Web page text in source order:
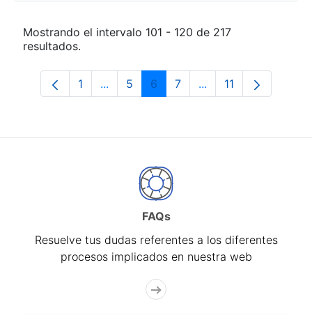
Mostrando el intervalo 101 - 120 de 217
resultados.
Página
1 ...Páginas intermedias Use TAB para
Página
5 Página
6 Página
7 ...Páginas intermedias
Página
11
FAQs
Resuelve tus dudas referentes a los diferentes
procesos implicados en nuestra web